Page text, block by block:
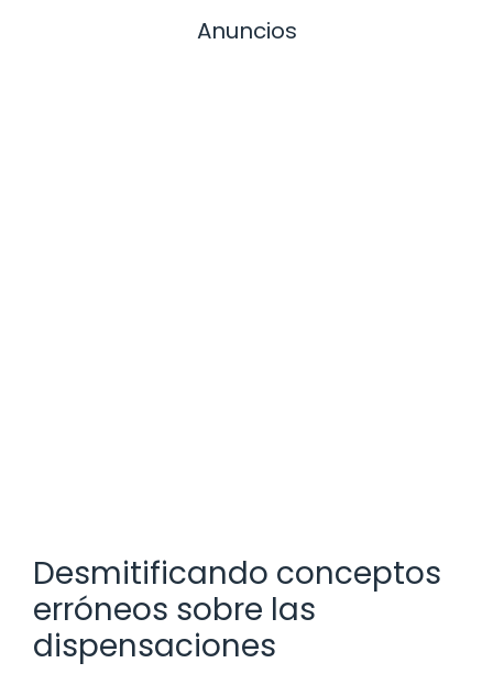
Anuncios
Desmitificando conceptos
erróneos sobre las
dispensaciones